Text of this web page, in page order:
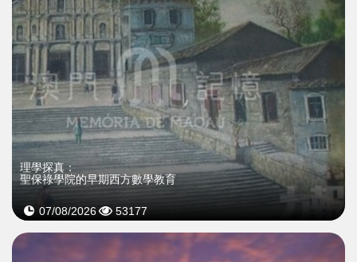
理學探真：
聖保祿學院的早期西方數學教育
07/08/2026 53177